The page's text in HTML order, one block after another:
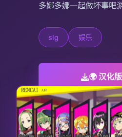
多娜多娜一起做坏事吧
slg 娱乐
🌍 汉化